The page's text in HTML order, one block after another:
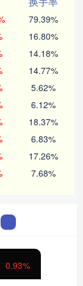
79.39%
16.80%
14.18%
14.77%
5.62%
6.12%
18.37%
6.83%
17.26%
7.68%
0.93%